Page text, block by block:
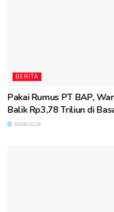
BERITA
Pakai Rumus PT BAP,
Balik Rp3,78 Triliun di
10/08/2026